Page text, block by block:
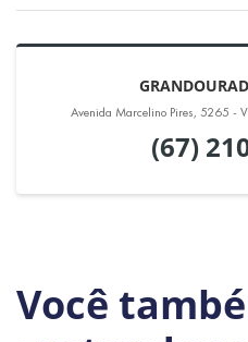
Avenida Marcelino Pires, 5265 -
(67)
Você